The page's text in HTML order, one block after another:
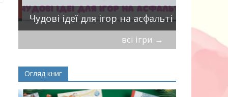
Чудові ідеї для ігор на асфальті
всі ігри →
Огляд книг